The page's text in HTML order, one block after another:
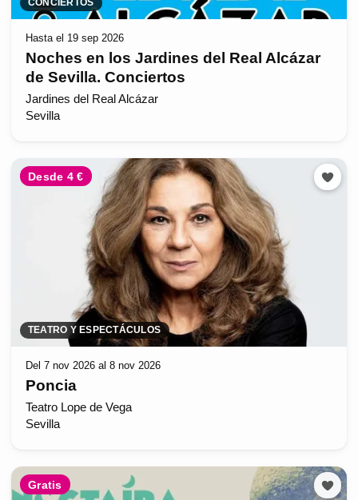
CONCIERTOS
Hasta el 19 sep 2026
Noches en los Jardines del Real Alcázar
de Sevilla. Conciertos
Jardines del Real Alcázar
Sevilla
Desde 4 €
TEATRO Y ESPECTÁCULOS
Del 7 nov 2026 al 8 nov 2026
Poncia
Teatro Lope de Vega
Sevilla
Gratis